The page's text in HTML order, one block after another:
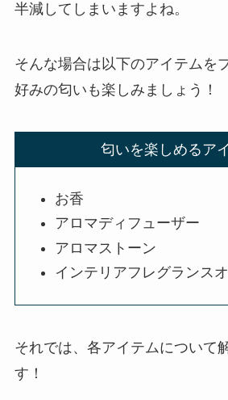
半減してしまいますよね。
そんな場合は以下のアイテムを
好みの匂いも楽しみましょう！
匂いを楽しめるア
お香
アロマディフューザー
アロマストーン
インテリアフレグランス
それでは、各アイテムについて
す！